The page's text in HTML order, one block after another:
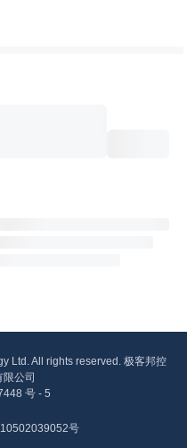
Ltd. All rights reserved. 极客邦控
公司
号 - 5
号